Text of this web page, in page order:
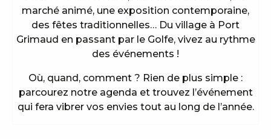
marché animé, une exposition contemporaine,
des fêtes traditionnelles… Du village à Port
Grimaud en passant par le Golfe, vivez au rythme
des événements !
Où, quand, comment ? Rien de plus simple :
parcourez notre agenda et trouvez l’événement
qui fera vibrer vos envies tout au long de l’année.